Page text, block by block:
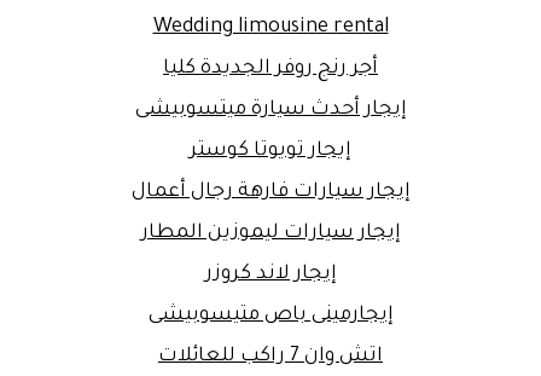
Wedding limousine rental
أجر رنج روفر الجديدة كليا
إيجار أحدث سيارة ميتسوبيشى
إيجار تويوتا كوستر
إيجار سيارات فارهة رجال أعمال
إيجار سيارات ليموزين المطار
إيجار لاند كروزر
إيجارمينى باص متيسوبيشى
اتش وان 7 راكب للعائلات